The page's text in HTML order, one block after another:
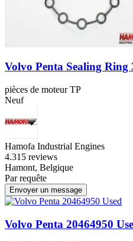
Volvo Penta Sealing Ring
pièces de moteur TP
Neuf
Hamofa Industrial Engines
4.315 reviews
Hamont, Belgique
Par requête
Envoyer un message
Volvo Penta 20464950